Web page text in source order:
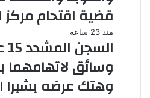
قضية اقتحام مركز
منذ 23 ساعة
وسائق
وهتك عرضه بشبرا